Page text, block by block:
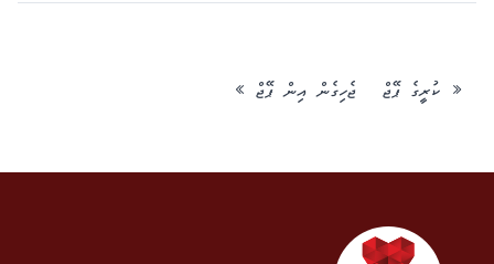
« ކުރީގެ ޕޭޖް ޖެހިގެން އިން ޕޭޖް »